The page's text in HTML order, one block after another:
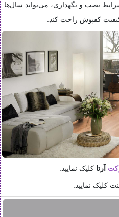
نصب و نگهداری، می‌تواند سال‌ها
کفپوش راحت کند.
آرتا کلیک نمایید.
کلیک نمایید.